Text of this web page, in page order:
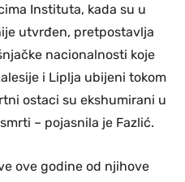
Instituta, kada su u
utvrđen, pretpostavlja
nacionalnosti koje
i Liplja ubijeni tokom
ostaci su ekshumirani u
– pojasnila je Fazlić.
ove godine od njihove